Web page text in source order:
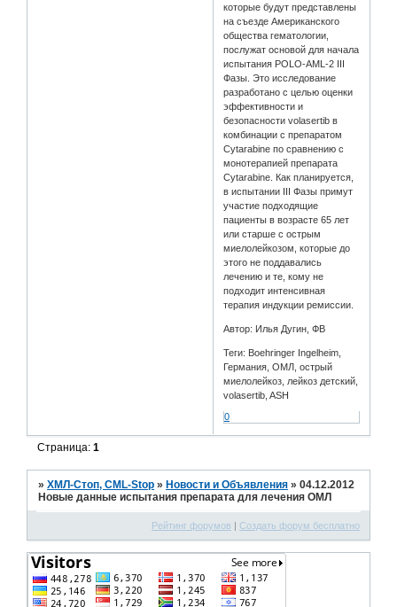
которые будут представлены
на съезде Американского
общества гематологии,
послужат основой для начала
испытания POLO-AML-2 III
Фазы. Это исследование
разработано с целью оценки
эффективности и
безопасности volasertib в
комбинации с препаратом
Cytarabine по сравнению с
монотерапией препарата
Cytarabine. Как планируется,
в испытании III Фазы примут
участие подходящие
пациенты в возрасте 65 лет
или старше с острым
миелолейкозом, которые до
этого не поддавались
лечению и те, кому не
подходит интенсивная
терапия индукции ремиссии.
Автор: Илья Дугин, ФВ
Теги: Boehringer Ingelheim,
Германия, ОМЛ, острый
миелолейкоз, лейкоз детский,
volasertib, ASH
0
Страница:1
»ХМЛ-Стоп, CML-Stop » Новости и Объявления »04.12.2012
Новые данные испытания препарата для лечения ОМЛ
Рейтинг форумов | Создать форум бесплатно